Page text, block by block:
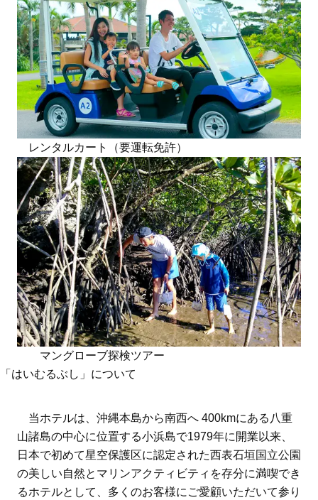
レンタルカート（要運転免許）
マングローブ探検ツアー
「はいむるぶし」について
当ホテルは、沖縄本島から南西へ 400kmにある八重
山諸島の中心に位置する小浜島で1979年に開業以来、
日本で初めて星空保護区に認定された西表石垣国立公園
の美しい自然とマリンアクティビティを存分に満喫でき
るホテルとして、多くのお客様にご愛顧いただいて参り